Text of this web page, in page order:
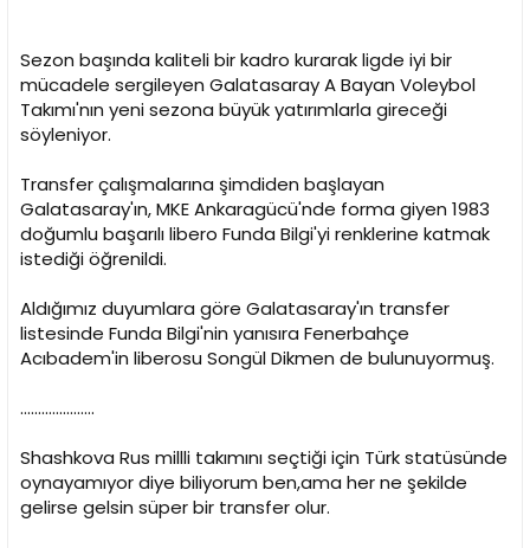
Sezon başında kaliteli bir kadro kurarak ligde iyi bir
mücadele sergileyen Galatasaray A Bayan Voleybol
Takımı'nın yeni sezona büyük yatırımlarla gireceği
söyleniyor.
Transfer çalışmalarına şimdiden başlayan
Galatasaray'ın, MKE Ankaragücü'nde forma giyen 1983
doğumlu başarılı libero Funda Bilgi'yi renklerine katmak
istediği öğrenildi.
Aldığımız duyumlara göre Galatasaray'ın transfer
listesinde Funda Bilgi'nin yanısıra Fenerbahçe
Acıbadem'in liberosu Songül Dikmen de bulunuyormuş.
.....................
Shashkova Rus millli takımını seçtiği için Türk statüsünde
oynayamıyor diye biliyorum ben,ama her ne şekilde
gelirse gelsin süper bir transfer olur.